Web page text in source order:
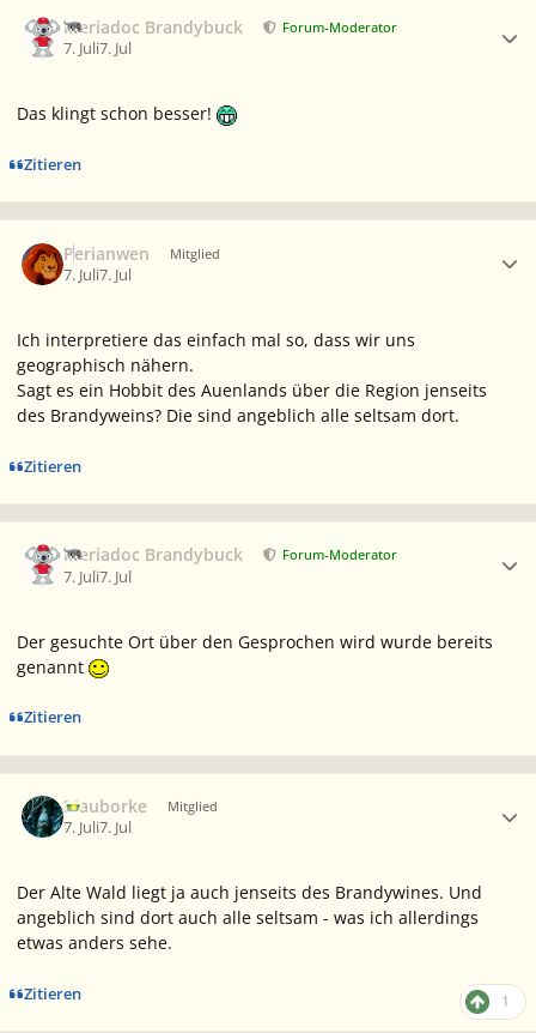
Meriadoc Brandybuck Forum-Moderator
7. Juli7. Jul
Das klingt schon besser!
Zitieren
Perianwen Mitglied
7. Juli7. Jul
Ich interpretiere das einfach mal so, dass wir uns
geographisch nähern.
Sagt es ein Hobbit des Auenlands über die Region jenseits
des Brandyweins? Die sind angeblich alle seltsam dort.
Zitieren
Meriadoc Brandybuck Forum-Moderator
7. Juli7. Jul
Der gesuchte Ort über den Gesprochen wird wurde bereits
genannt
Zitieren
Blauborke Mitglied
7. Juli7. Jul
Der Alte Wald liegt ja auch jenseits des Brandywines. Und
angeblich sind dort auch alle seltsam - was ich allerdings
etwas anders sehe.
Zitieren 1